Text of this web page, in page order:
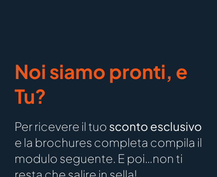
Noi siamo pronti, e
Tu?
Per ricevere il tuo sconto esclusivo
e la brochures completa compila il
modulo seguente. E poi…non ti